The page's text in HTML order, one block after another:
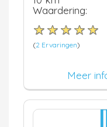
Waardering:
(2 Ervaringen)
Meer